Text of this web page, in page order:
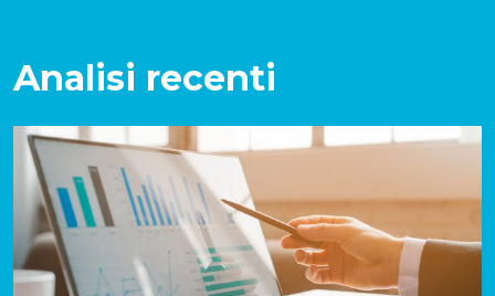
Analisi recenti